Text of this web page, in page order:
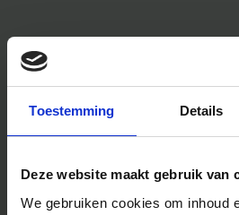
Toestemming Details
Deze website maakt gebruik van
We gebruiken cookies om inhoud